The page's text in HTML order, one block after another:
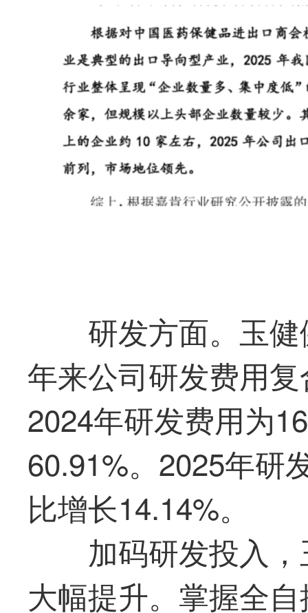
研发方面。玉
年来公司研发费用
2024年研发费用为
60.91%。2025年研
比增长14.14%。
加码研发投入
大幅提升。掌握全